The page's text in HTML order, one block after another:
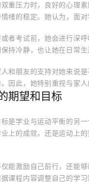
重压力时，良好的心理
绪的稳定。她认为，面
者考试前，她会进行深
持冷静，也让她在日常生
和朋友的支持对她来说
因此，她特别重视与家
期望和目标
是学业与运动平衡的另
上的成就，还是运动上
能激励自己前行，还能
课程内容调整自己的学